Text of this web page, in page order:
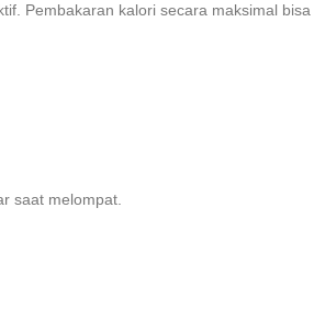
Pembakaran kalori secara maksimal
saat melompat.